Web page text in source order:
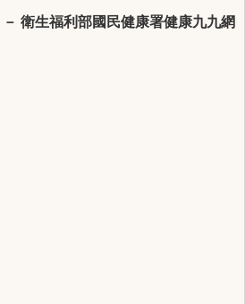
－ 衛生福利部國民健康署健康九九網